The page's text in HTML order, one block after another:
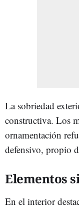
La sobriedad
constructiva. Los
ornamentación
defensivo, propio
Elementos
En el interior